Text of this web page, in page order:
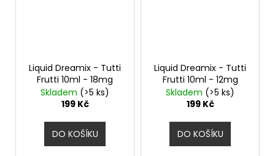
Liquid Dreamix - Tutti
Frutti 10ml - 18mg
Skladem (>5 ks)
199 Kč
DO KOŠÍKU
Liquid Dreamix - Tutti
Frutti 10ml - 12mg
Skladem (>5 ks)
199 Kč
DO KOŠÍKU